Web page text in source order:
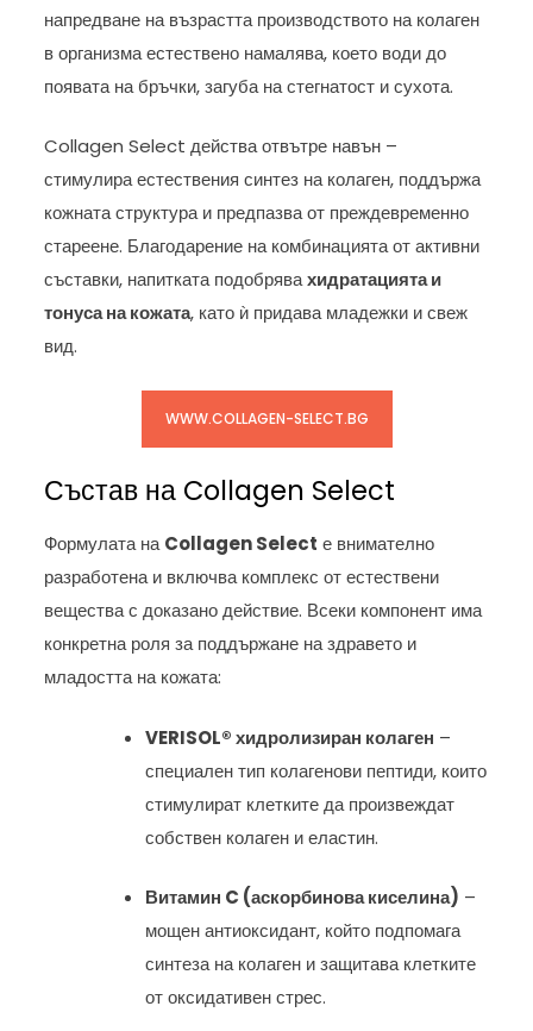
напредване на възрастта производството на колаген
в организма естествено намалява, което води до
появата на бръчки, загуба на стегнатост и сухота.
Collagen Select действа отвътре навън –
стимулира естествения синтез на колаген, поддържа
кожната структура и предпазва от преждевременно
стареене. Благодарение на комбинацията от активни
съставки, напитката подобрявахидратацията и
тонуса на кожата, като ѝ придава младежки и свеж
вид.
WWW.COLLAGEN-SELECT.BG
Състав на Collagen Select
Формулата наCollagen Select е внимателно
разработена и включва комплекс от естествени
вещества с доказано действие. Всеки компонент има
конкретна роля за поддържане на здравето и
младостта на кожата:
VERISOL® хидролизиран колаген –
специален тип колагенови пептиди, които
стимулират клетките да произвеждат
собствен колаген и еластин.
Витамин C (аскорбинова киселина) –
мощен антиоксидант, който подпомага
синтеза на колаген и защитава клетките
от оксидативен стрес.